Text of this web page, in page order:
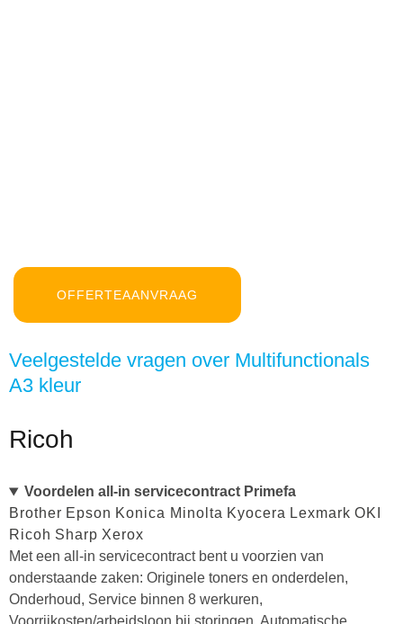
OFFERTEAANVRAAG
Veelgestelde vragen over Multifunctionals
A3 kleur
Ricoh
Voordelen all-in servicecontract Primefa
Brother Epson Konica Minolta Kyocera Lexmark OKI
Ricoh Sharp Xerox
Met een all-in servicecontract bent u voorzien van
onderstaande zaken: Originele toners en onderdelen,
Onderhoud, Service binnen 8 werkuren,